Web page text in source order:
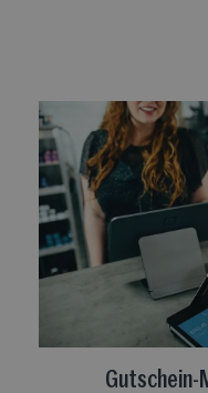
Gutschein-